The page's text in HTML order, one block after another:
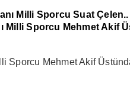
Milli Sporcu Suat Çelen..
Sporcu Mehmet Akif
Sporcu Mehmet Akif